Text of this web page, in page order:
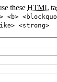
these HTML
<strong>